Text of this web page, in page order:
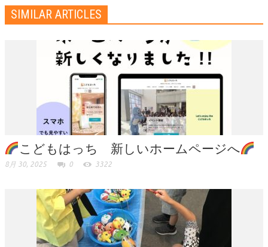
SIMILAR ARTICLES
こどもはっち 新しいホームページへ
8月 30, 2025 0 3322